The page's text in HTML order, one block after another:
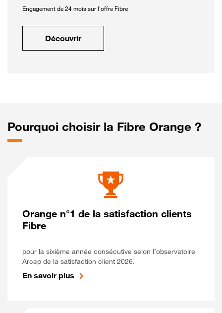
Engagement de 24 mois sur l'offre Fibre
Découvrir
Pourquoi choisir la Fibre Orange ?
Orange n°1 de la satisfaction clients
Fibre
pour la sixième année consécutive selon l’observatoire
Arcep de la satisfaction client 2026.
En savoir plus